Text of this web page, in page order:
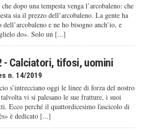
dopo una tempesta venga l’arcobaleno: che
sia il prezzo dell’arcobaleno. La gente ha
dell’arcobaleno e ne ho bisogno anch’io, e
do». Solo un [...]
- Calciatori, tifosi, uomini
n. 14/2019
s’intrecciano oggi le linee di forza del nostro
vi si palesano le sue fratture, i suoi
Ecco perché il quattordicesimo fascicolo di
è dedicato [...]